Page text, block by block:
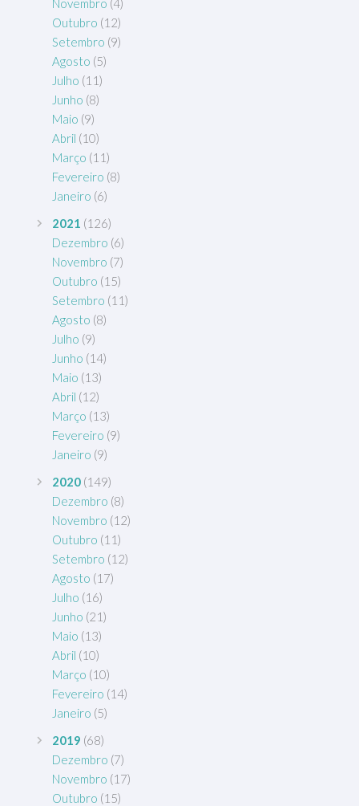
Outubro (12)
Setembro (9)
Agosto (5)
Julho (11)
Junho (8)
Maio (9)
Abril (10)
Março (11)
Fevereiro (8)
Janeiro (6)
2021 (126)
Dezembro (6)
Novembro (7)
Outubro (15)
Setembro (11)
Agosto (8)
Julho (9)
Junho (14)
Maio (13)
Abril (12)
Março (13)
Fevereiro (9)
Janeiro (9)
2020 (149)
Dezembro (8)
Novembro (12)
Outubro (11)
Setembro (12)
Agosto (17)
Julho (16)
Junho (21)
Maio (13)
Abril (10)
Março (10)
Fevereiro (14)
Janeiro (5)
2019 (68)
Dezembro (7)
Novembro (17)
Outubro (15)